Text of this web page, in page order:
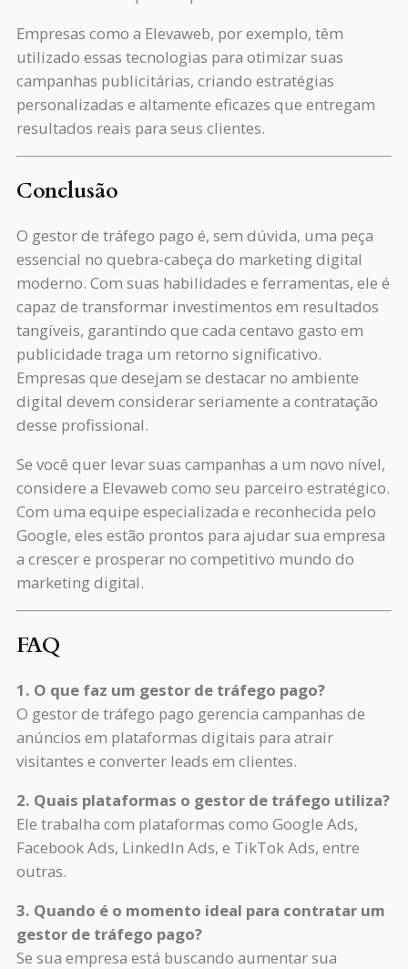
Empresas como a Elevaweb, por exemplo, têm
utilizado essas tecnologias para otimizar suas
campanhas publicitárias, criando estratégias
personalizadas e altamente eficazes que entregam
resultados reais para seus clientes.
Conclusão
O gestor de tráfego pago é, sem dúvida, uma peça
essencial no quebra-cabeça do marketing digital
moderno. Com suas habilidades e ferramentas, ele é
capaz de transformar investimentos em resultados
tangíveis, garantindo que cada centavo gasto em
publicidade traga um retorno significativo.
Empresas que desejam se destacar no ambiente
digital devem considerar seriamente a contratação
desse profissional.
Se você quer levar suas campanhas a um novo nível,
considere a Elevaweb como seu parceiro estratégico.
Com uma equipe especializada e reconhecida pelo
Google, eles estão prontos para ajudar sua empresa
a crescer e prosperar no competitivo mundo do
marketing digital.
FAQ
1. O que faz um gestor de tráfego pago?
O gestor de tráfego pago gerencia campanhas de
anúncios em plataformas digitais para atrair
visitantes e converter leads em clientes.
2. Quais plataformas o gestor de tráfego utiliza?
Ele trabalha com plataformas como Google Ads,
Facebook Ads, LinkedIn Ads, e TikTok Ads, entre
outras.
3. Quando é o momento ideal para contratar um
gestor de tráfego pago?
Se sua empresa está buscando aumentar sua